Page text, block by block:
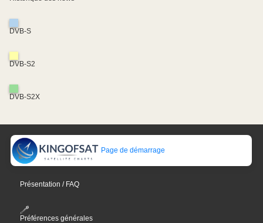
DVB-S
DVB-S2
DVB-S2X
Page de démarrage
Présentation / FAQ
Préférences générales